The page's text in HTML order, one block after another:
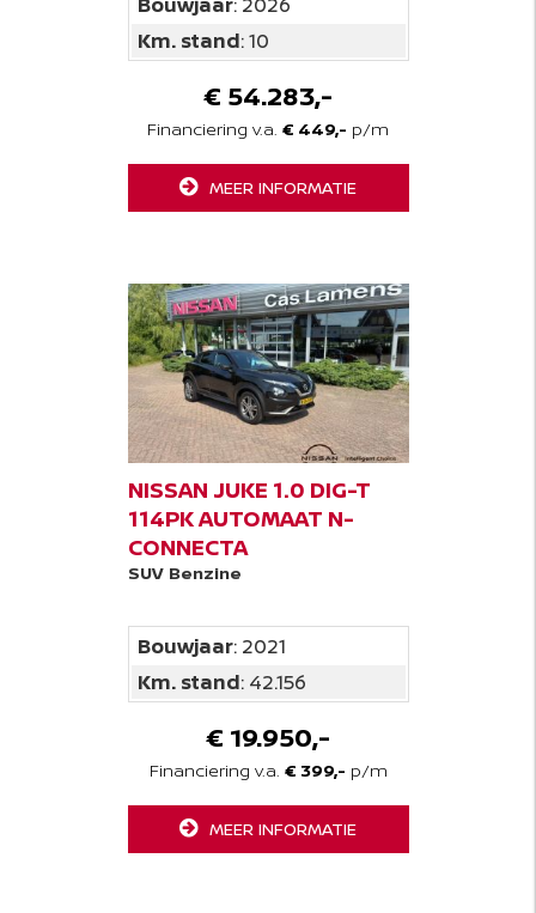
Km. stand: 10
€ 54.283,-
Financiering v.a. € 449,- p/m
MEER INFORMATIE
NISSAN JUKE 1.0 DIG-T
114PK AUTOMAAT N-
CONNECTA
SUV Benzine
Bouwjaar: 2021
Km. stand: 42.156
€ 19.950,-
Financiering v.a. € 399,- p/m
MEER INFORMATIE